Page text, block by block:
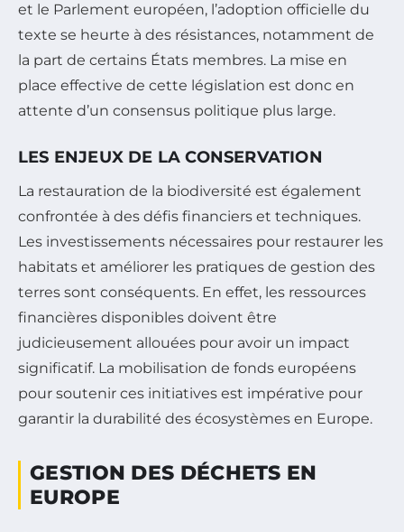
et le Parlement européen, l’adoption officielle du
texte se heurte à des résistances, notamment de
la part de certains États membres. La mise en
place effective de cette législation est donc en
attente d’un consensus politique plus large.
LES ENJEUX DE LA CONSERVATION
La restauration de la biodiversité est également
confrontée à des défis financiers et techniques.
Les investissements nécessaires pour restaurer les
habitats et améliorer les pratiques de gestion des
terres sont conséquents. En effet, les ressources
financières disponibles doivent être
judicieusement allouées pour avoir un impact
significatif. La mobilisation de fonds européens
pour soutenir ces initiatives est impérative pour
garantir la durabilité des écosystèmes en Europe.
GESTION DES DÉCHETS EN
EUROPE